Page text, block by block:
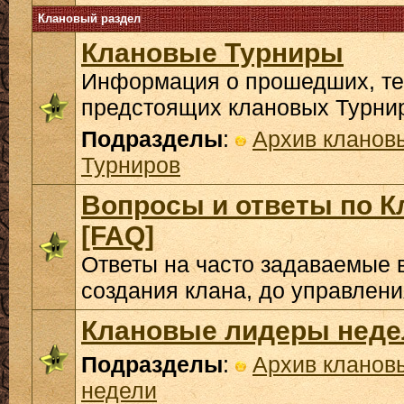
Клановый раздел
Клановые Турниры
Информация о прошедших,
предстоящих клановых
Подразделы:
Архив
Турниров
Вопросы и ответы по
[FAQ]
Ответы на часто задаваемые
создания клана, до
Клановые лидеры
Подразделы:
Архив
недели